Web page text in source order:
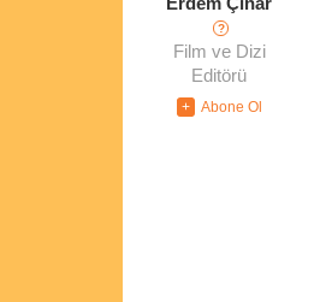
?
Film ve Dizi
Editörü